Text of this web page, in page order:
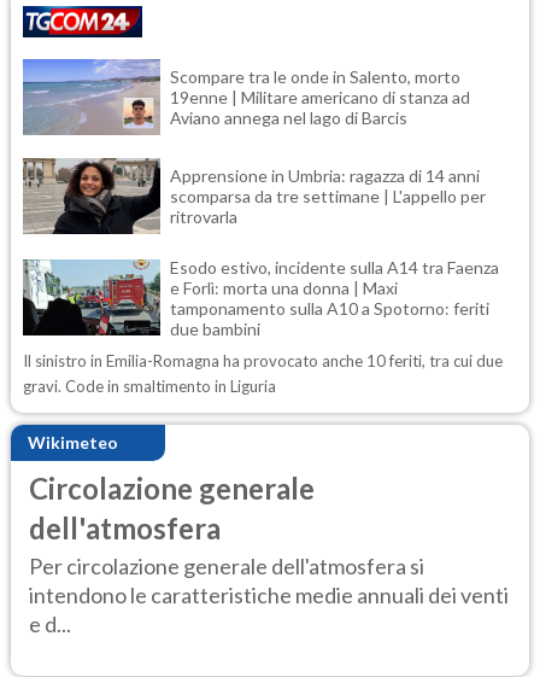
Scompare tra le onde in Salento, morto
19enne | Militare americano di stanza ad
Aviano annega nel lago di Barcis
Apprensione in Umbria: ragazza di 14 anni
scomparsa da tre settimane | L'appello per
ritrovarla
Esodo estivo, incidente sulla A14 tra Faenza
e Forlì: morta una donna | Maxi
tamponamento sulla A10 a Spotorno: feriti
due bambini
Il sinistro in Emilia-Romagna ha provocato anche 10 feriti, tra cui due
gravi. Code in smaltimento in Liguria
Wikimeteo
Circolazione generale
dell'atmosfera
Per circolazione generale dell'atmosfera si
intendono le caratteristiche medie annuali dei venti
e d...